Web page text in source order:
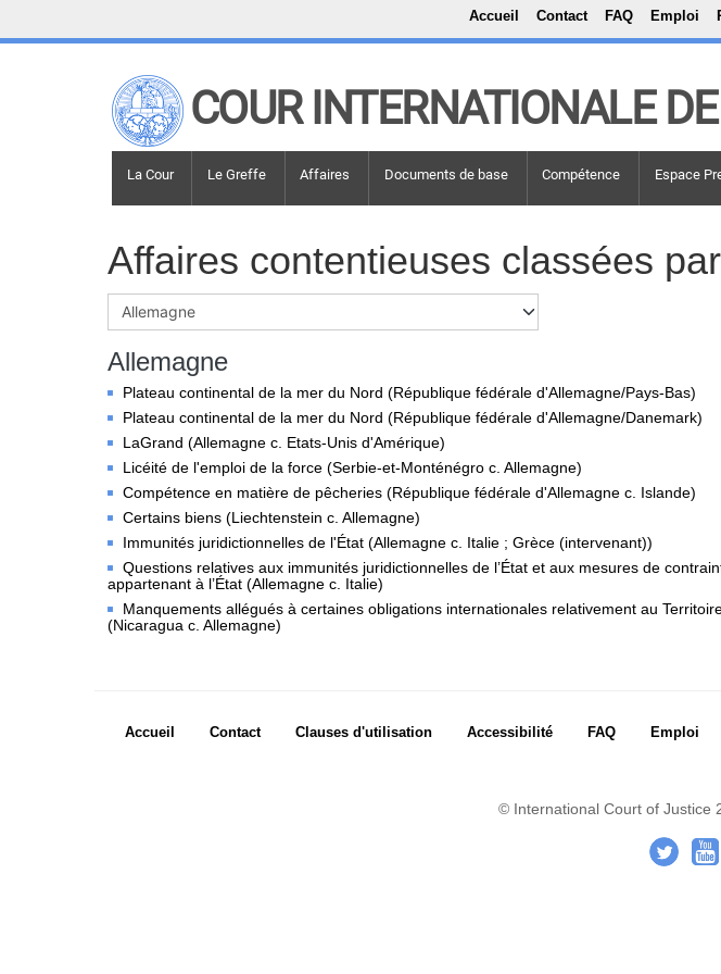
Top Menu
Accueil Contact FAQ Emploi
COUR INTERNATIONALE
Main navigation
La Cour Le Greffe Affaires Documents de base Compétence Espace
Affaires contentieuses classées
Allemagne
Plateau continental de la mer du Nord (République fédérale d'Allemagne/Pays-Bas)
Plateau continental de la mer du Nord (République fédérale d'Allemagne/Danemark)
LaGrand (Allemagne c. Etats-Unis d'Amérique)
Licéité de l'emploi de la force (Serbie-et-Monténégro c. Allemagne)
Compétence en matière de pêcheries (République fédérale d'Allemagne c. Islande)
Certains biens (Liechtenstein c. Allemagne)
Immunités juridictionnelles de l'État (Allemagne c. Italie ; Grèce (intervenant))
Questions relatives aux immunités juridictionnelles de l’État et aux mesures de
appartenant à l’État (Allemagne c. Italie)
Manquements allégués à certaines obligations internationales relativement au
(Nicaragua c. Allemagne)
Top Menu
Recherche sur le site
Main navigation
Historique
Membres actuels
Tous les membres
Présidence
Déclarations du président
Chambres et comités
ad hoc
ad hoc
actuels
Tous les jugesad hoc
Fonctionnement
Assistance financière aux Parties
Rapports annuels
80e anniversaire de la Cour
Footer menu
Accueil Contact Clauses d'utilisation Accessibilité FAQ Emploi
© International Court of Justice
. -